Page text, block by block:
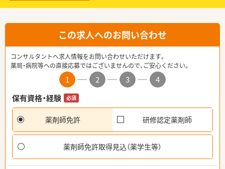
この求人へのお問い合わせ
コンサルタントへ求人情報をお問い合わせいただけます。
薬局・病院等への直接応募ではございませんので、ご安心ください。
1 2 3
4
保有資格・経験
必須
薬剤師免許 研修認定薬剤師
薬剤師免許取得見込（薬学生等）